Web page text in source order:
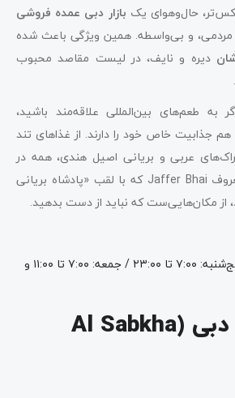
حال‌وهوای یک بازار دبی عمده فروشی
مردمی، و بی‌واسطه. همین ویژگی باعث شده
دیره و نایف، در لیست مقاصد محبوب
به طعم‌های بین‌المللی علاقه‌مند باشید،
جذابیت خاص خود را دارند. از غذاهای تند
عربی و بریانی اصیل هندی، همه در
دسترس‌اند. رستوران معروف Jaffer Bhai که با لقب «پادشاه بریانی
از مکان‌هایی‌ست که نباید از دست بدهید.
شنبه تا پنج‌شنبه: ۷:۰۰ تا ۲۳:۰۰ / جمعه: ۷:۰۰ تا ۱۱:۰۰ و
بازار السبخه دبی (Al Sabkha